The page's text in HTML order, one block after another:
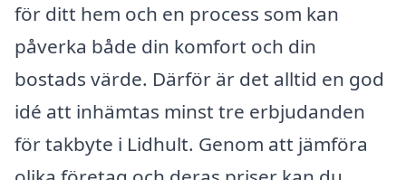
för ditt hem och en process som kan
påverka både din komfort och din
bostads värde. Därför är det alltid en god
idé att inhämtas minst tre erbjudanden
för takbyte i Lidhult. Genom att jämföra